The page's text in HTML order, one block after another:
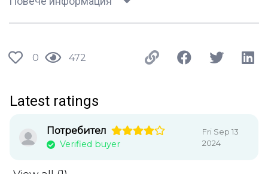
0 472
Latest ratings
Потребител
Verified buyer
Fri Sep 13
2024